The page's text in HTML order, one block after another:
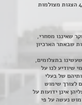
חדר הצפייה מרווח ובו ניתן לצפות ב- 400 הצגות מצולמות
שאיננו מסחרי,
שבאתר הארכיון
בתצלומים,
שיודיע לנו על
של בעלי
לצורך שימוש
אינן ידועות על
נעשה על פי